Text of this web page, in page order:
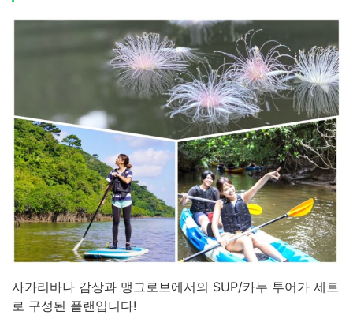
사가리바나 감상과 맹그로브에서의 SUP/카누 투어가 세트
로 구성된 플랜입니다!